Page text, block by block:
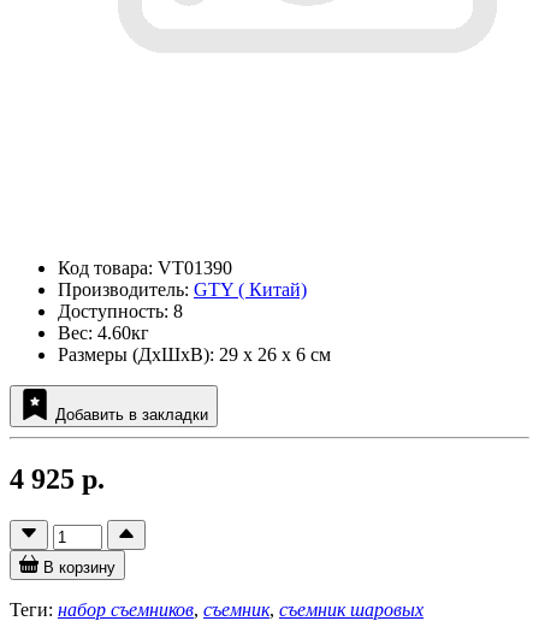
Код товара: VT01390
Производитель: GTY ( Китай)
Доступность: 8
Вес: 4.60кг
Размеры (ДxШxВ): 29 x 26 x 6 см
Добавить в закладки
4 925 р.
В корзину
Теги: набор съемников, съемник, съемник шаровых